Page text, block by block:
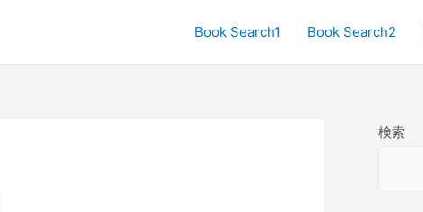
Book Search1 Book Search2
検索